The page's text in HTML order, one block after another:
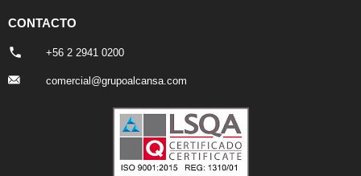
CONTACTO
+56 2 2941 0200
comercial@grupoalcansa.com